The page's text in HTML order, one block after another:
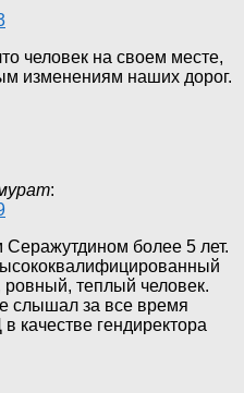
человек на своем месте,
изменениям наших дорог.
:
более 5 лет.
ровный, теплый человек.
слышал за все время
качестве гендиректора